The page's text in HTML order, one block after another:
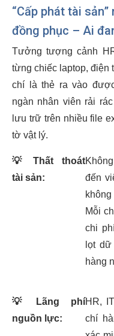
“Cấp phát tài
đồng phục – Ai
Tưởng tượng cảnh
từng chiếc laptop, điện
chí là thẻ ra vào
ngàn nhân viên rải
lưu trữ trên nhiều file
tờ vật lý.
💡
Thất thoát
tài sản:
đến
Mỗi
chi
lọt
hàng
💡
Lãng phí
nguồn lực:
HR,
chí